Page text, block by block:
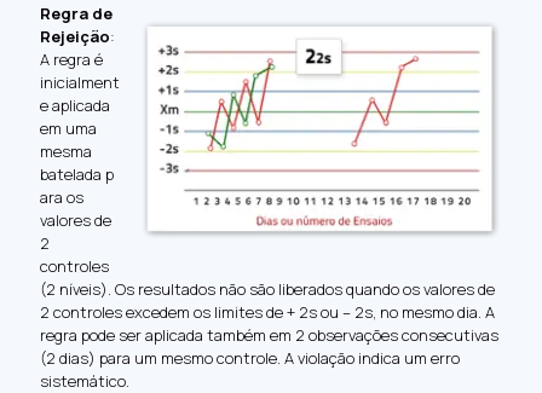
Regra de
Rejeição:
A regra é
inicialment
e aplicada
em uma
mesma
batelada p
ara os
valores de
2
controles
(2 níveis). Os resultados não são liberados quando os valores de
2 controles excedem os limites de + 2s ou – 2s, no mesmo dia. A
regra pode ser aplicada também em 2 observações consecutivas
(2 dias) para um mesmo controle. A violação indica um erro
sistemático.